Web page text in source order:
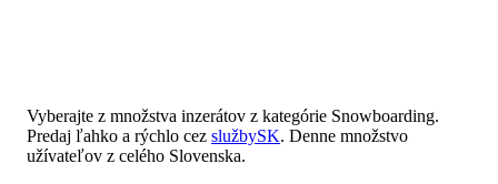
Vyberajte z množstva inzerátov z kategórie Snowboarding.
Predaj ľahko a rýchlo cez službySK. Denne množstvo
užívateľov z celého Slovenska.